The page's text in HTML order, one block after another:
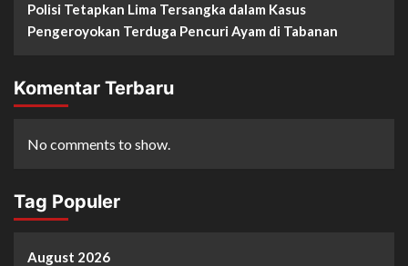
Polisi Tetapkan Lima Tersangka dalam Kasus
Pengeroyokan Terduga Pencuri Ayam di Tabanan
Komentar Terbaru
No comments to show.
Tag Populer
August 2026